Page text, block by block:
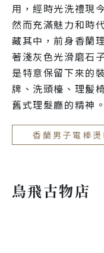
用，經時光洗禮現
然而充滿魅力和時
藏其中，前身香蘭
著淺灰色光滑磨石
是特意保留下來的
牌、洗頭檯、理髲
舊式理髮廳的精神。
香蘭男子電棒
鳥飛古物店